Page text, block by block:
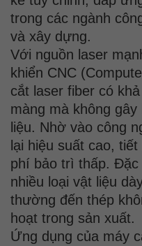
trong các ngành
và xây dựng.
Với nguồn laser
khiển CNC
cắt laser fiber có
màng mà không
liệu. Nhờ vào công
lại hiệu suất cao,
phí bảo trì thấp.
nhiều loại vật liệu
thường đến thép
hoạt trong sản xuất.
Ứng dụng của máy